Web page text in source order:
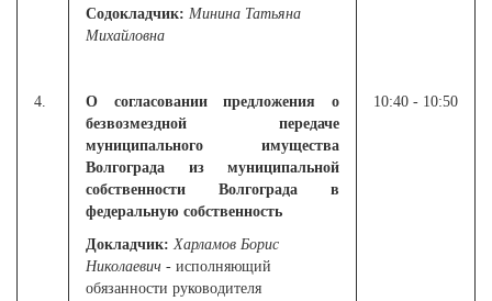
Содокладчик: Минина Татьяна
Михайловна
4.
О согласовании предложения о
безвозмездной передаче
муниципального имущества
Волгограда из муниципальной
собственности Волгограда в
федеральную собственность
Докладчик:Харламов Борис
Николаевич - исполняющий
обязанности руководителя
10:40 - 10:50